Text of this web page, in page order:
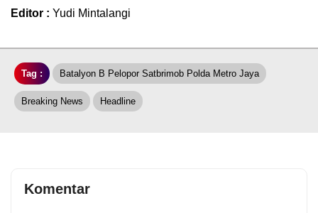
Editor : Yudi Mintalangi
Tag : Batalyon B Pelopor Satbrimob Polda Metro Jaya
Breaking News Headline
Komentar